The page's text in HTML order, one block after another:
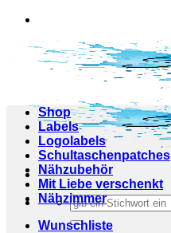
Zum
springen
Suchen
nach:
Shop
Labels
Logolabels
Schultaschenpatches
Nähzubehör
Mit Liebe verschenkt
Nähzimmer
Wunschliste